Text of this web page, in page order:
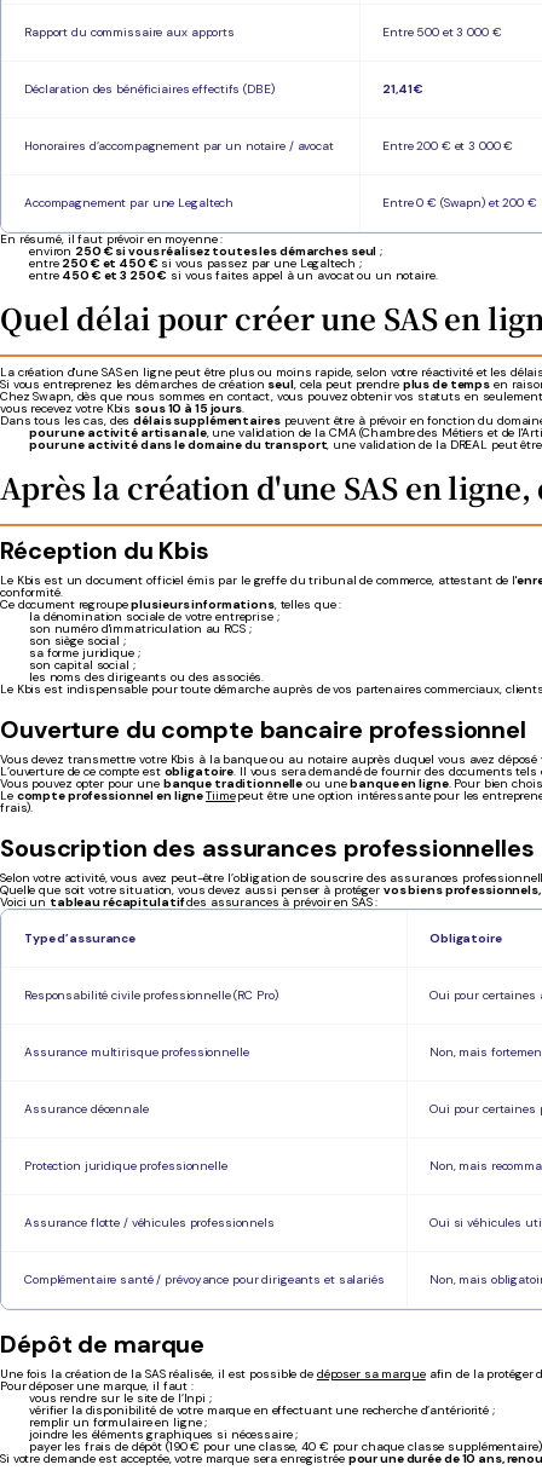
Rapport du commissaire aux apports Entre 500 et 3 000 €
Déclaration des bénéficiaires effectifs (DBE) 21,41 €
Honoraires d’accompagnement par un notaire / avocat Entre 200 € et 3 000 €
Accompagnement par une Legaltech Entre 0 € (Swapn) et 200 €
En résumé, il faut prévoir en moyenne :
environ 250 € si vous réalisez toutes les démarches seul ;
entre 250 € et 450 € si vous passez par une Legaltech ;
entre 450 € et 3 250 € si vous faites appel à un avocat ou un notaire.
Quel délai pour créer une SAS en
La création d'une SAS en ligne peut être plus ou moins rapide, selon votre réactivité et les
Si vous entreprenez les démarches de création seul, cela peut prendre plus de temps en
Chez Swapn, dès que nous sommes en contact, vous pouvez obtenir vos statuts en
vous recevez votre Kbis sous 10 à 15 jours.
Dans tous les cas, desdélais supplémentairespeuvent être à prévoir en fonction du
pour une activité artisanale, une validation de la CMA (Chambre des Métiers et de
pour une activité dans le domaine du transport, une validation de la DREAL peut
Après la création d'une SAS en ligne,
Réception du Kbis
Le Kbis est un document officiel émis par le greffe du tribunal de commerce, attestant de l'
conformité.
Ce document regroupeplusieurs informations, telles que :
la dénomination sociale de votre entreprise ;
son numéro d'immatriculation au RCS ;
son siège social ;
sa forme juridique ;
son capital social ;
les noms des dirigeants ou des associés.
Le Kbis est indispensable pour toute démarche auprès de vos partenaires commerciaux,
Ouverture du compte bancaire professionnel
Vous devez transmettre votre Kbis à la banque ou au notaire auprès duquel vous avez
L’ouverture de ce compte est obligatoire. Il vous sera demandé de fournir des documents
Vous pouvez opter pour une banque traditionnelle ou unebanque en ligne. Pour bien
Le compte professionnel en ligneTiimepeut être une option intéressante pour les
frais).
Souscription des assurances professionnelles
Selon votre activité, vous avez peut-être l’obligation de souscrire des assurances
Quelle que soit votre situation, vous devez aussi penser à protéger vos biens
Voici un tableau récapitulatifdes assurances à prévoir en SAS :
Type d’assurance Obligatoire
Responsabilité civile professionnelle (RC Pro) Oui pour certaines
Assurance multirisque professionnelle Non, mais
Assurance décennale Oui pour certaines
Protection juridique professionnelle Non, mais
Assurance flotte / véhicules professionnels Oui si véhicules
Complémentaire santé / prévoyance pour dirigeants et salariés Non, mais
Dépôt de marque
Une fois la création de la SAS réalisée, il est possible de déposer sa marqueafin de la protéger
Pour déposer une marque, il faut :
vous rendre sur le site de l’Inpi ;
vérifier la disponibilité de votre marque en effectuant une recherche d’antériorité ;
remplir un formulaire en ligne ;
joindre les éléments graphiques si nécessaire ;
payer les frais de dépôt (190 € pour une classe, 40 € pour chaque classe
Si votre demande est acceptée, votre marque sera enregistrée pour une durée de 10 ans,